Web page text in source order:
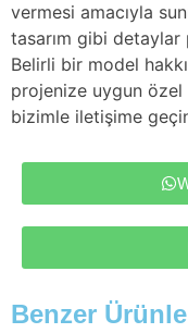
vermesi amacıyla
tasarım gibi
Belirli bir model
projenize uygun
bizimle iletişime
Benzer